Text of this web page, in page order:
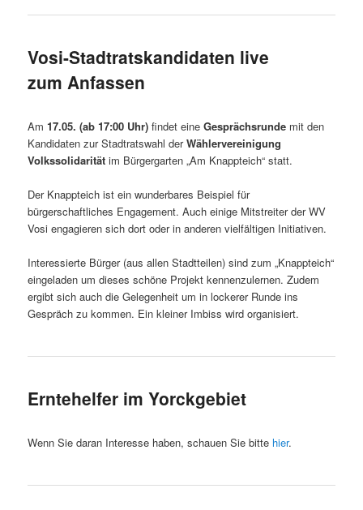
Vosi-Stadtratskandidaten live
zum Anfassen
Am17.05. (ab 17:00 Uhr) findet eine Gesprächsrunde mit den
Kandidaten zur Stadtratswahl derWählervereinigung
Volkssolidarität im Bürgergarten „Am Knappteich“ statt.
Der Knappteich ist ein wunderbares Beispiel für
bürgerschaftliches Engagement. Auch einige Mitstreiter der WV
Vosi engagieren sich dort oder in anderen vielfältigen Initiativen.
Interessierte Bürger (aus allen Stadtteilen) sind zum „Knappteich“
eingeladen um dieses schöne Projekt kennenzulernen. Zudem
ergibt sich auch die Gelegenheit um in lockerer Runde ins
Gespräch zu kommen. Ein kleiner Imbiss wird organisiert.
Erntehelfer im Yorckgebiet
Wenn Sie daran Interesse haben, schauen Sie bitte hier.